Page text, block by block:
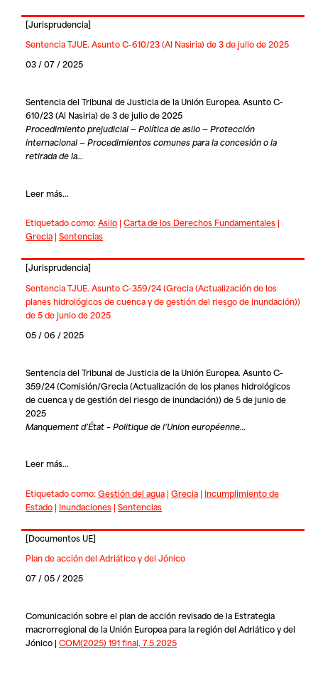
[Jurisprudencia]
Sentencia TJUE. Asunto C-610/23 (Al Nasiria) de 3 de julio de 2025
03 / 07 / 2025
Sentencia del Tribunal de Justicia de la Unión Europea. Asunto C-
610/23 (Al Nasiria) de 3 de julio de 2025
Procedimiento prejudicial — Política de asilo — Protección
internacional — Procedimientos comunes para la concesión o la
retirada de la…
Leer más...
Etiquetado como:Asilo| Carta de los Derechos Fundamentales|
Grecia| Sentencias
[Jurisprudencia]
Sentencia TJUE. Asunto C-359/24 (Grecia (Actualización de los
planes hidrológicos de cuenca y de gestión del riesgo de inundación))
de 5 de junio de 2025
05 / 06 / 2025
Sentencia del Tribunal de Justicia de la Unión Europea. Asunto C-
359/24 (Comisión/Grecia (Actualización de los planes hidrológicos
de cuenca y de gestión del riesgo de inundación)) de 5 de junio de
2025
Manquement d’État – Politique de l’Union européenne…
Leer más...
Etiquetado como:Gestión del agua| Grecia| Incumplimiento de
Estado| Inundaciones| Sentencias
[Documentos UE]
Plan de acción del Adriático y del Jónico
07 / 05 / 2025
Comunicación sobre el plan de acción revisado de la Estrategia
macrorregional de la Unión Europea para la región del Adriático y del
Jónico | COM(2025) 191 final, 7.5.2025